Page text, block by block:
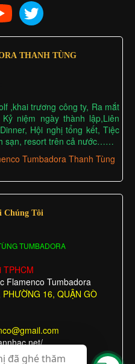
THANH TÙNG
,khai trương công ty, Ra mắt
niệm ngày thành lập,Liên
Hội nghị tổng kết, Tiệc
sạn, resort trên cả nước……
Chúng Tôi
TUMBADORA
TPHCM
Flamenco Tumbadora
16, QUẬN GÒ
đã ghé thăm